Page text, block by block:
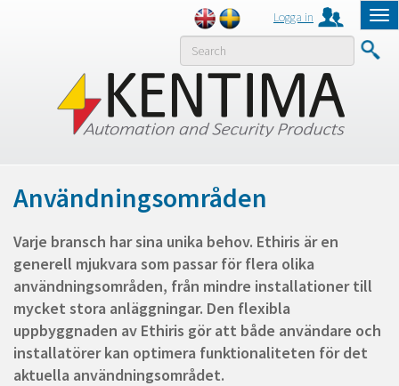
Logga in
MENY
Användningsområden
Varje bransch har sina unika behov. Ethiris är en
generell mjukvara som passar för flera olika
användningsområden, från mindre installationer till
mycket stora anläggningar. Den flexibla
uppbyggnaden av Ethiris gör att både användare och
installatörer kan optimera funktionaliteten för det
aktuella användningsområdet.